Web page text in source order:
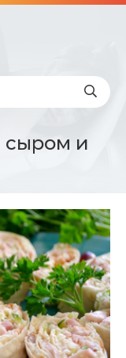
сыром и